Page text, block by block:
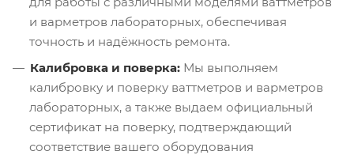
и варметров лабораторных, обеспечивая
точность и надёжность ремонта.
Калибровка и поверка: Мы выполняем
калибровку и поверку ваттметров и варметров
лабораторных, а также выдаем официальный
сертификат на поверку, подтверждающий
соответствие вашего оборудования